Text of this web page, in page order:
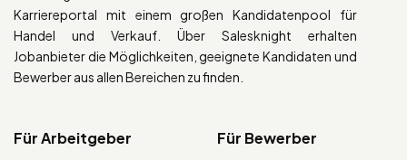
Karriereportal mit einem großen Kandidatenpool für
Handel und Verkauf. Über Salesknight erhalten
Jobanbieter die Möglichkeiten, geeignete Kandidaten und
Bewerber aus allen Bereichen zu finden.
Für Arbeitgeber Für Bewerber